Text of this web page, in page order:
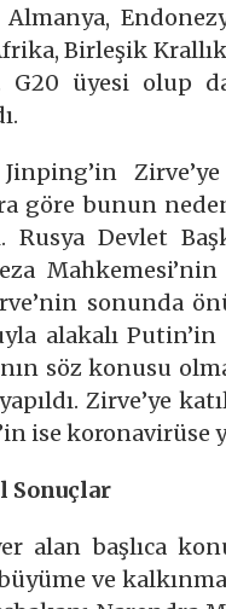
Birleşik Krallık
üyesi olup
göre bunun
Rusya Devlet
sonunda
alakalı
söz konusu
Zirve’ye
ise koronavirüse
Sonuçlar
alan başlıca
ve